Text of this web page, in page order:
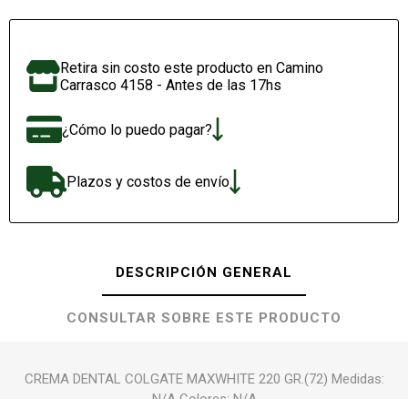
Retira sin costo este producto en Camino
Carrasco 4158 - Antes de las 17hs
¿Cómo lo puedo pagar?
Plazos y costos de envío
DESCRIPCIÓN GENERAL
CONSULTAR SOBRE ESTE PRODUCTO
CREMA DENTAL COLGATE MAXWHITE 220 GR.(72) Medidas: